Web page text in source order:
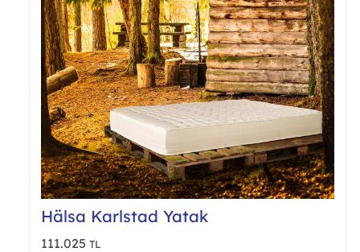
Hälsa Karlstad Yatak
111.025TL